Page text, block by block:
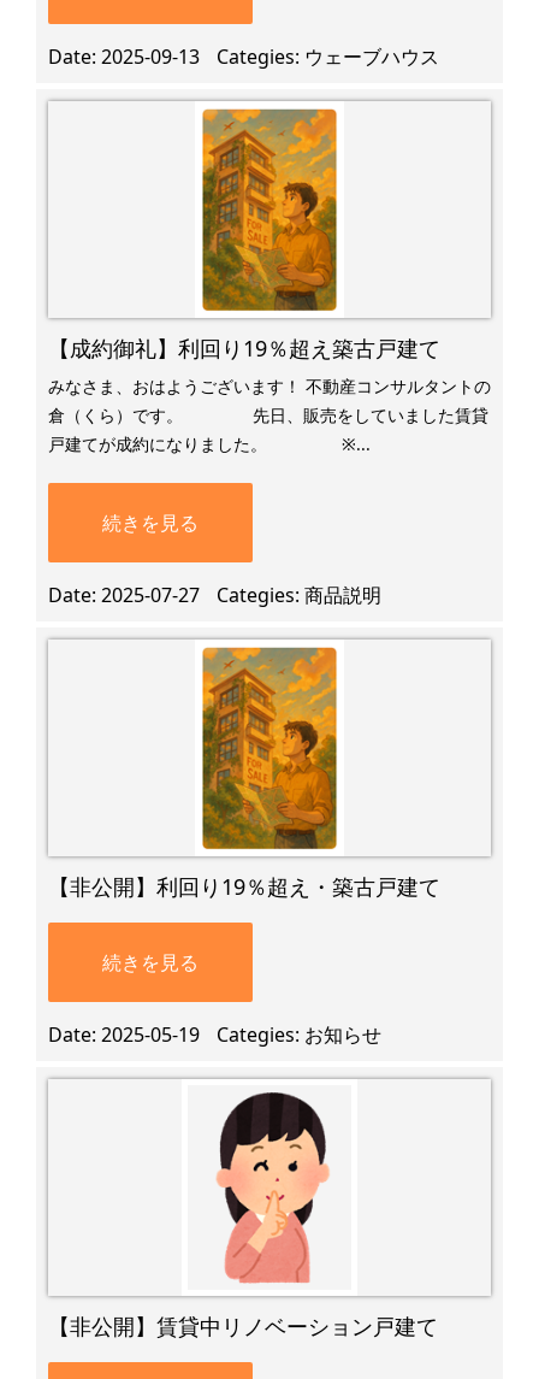
Date 2025-09-13 Categies ウェーブハウス
【成約御礼】利回り19％超え築古戸建て
みなさま、おはようございます！ 不動産コンサルタントの
倉（くら）です。 先日、販売をしていました賃貸
戸建てが成約になりました。 ​ ※...
続きを見る
Date 2025-07-27 Categies 商品説明
【非公開】利回り19％超え・築古戸建て
続きを見る
Date 2025-05-19 Categies お知らせ
【非公開】賃貸中リノベーション戸建て